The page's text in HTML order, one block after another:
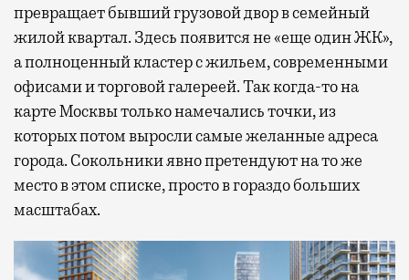
превращает бывший грузовой двор в семейный
жилой квартал. Здесь появится не «еще один ЖК»,
а полноценный кластер с жильем, современными
офисами и торговой галереей. Так когда-то на
карте Москвы только намечались точки, из
которых потом выросли самые желанные адреса
города. Сокольники явно претендуют на то же
место в этом списке, просто в гораздо больших
масштабах.